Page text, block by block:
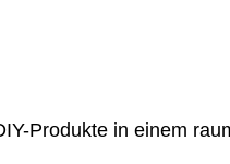
Produkte in einem